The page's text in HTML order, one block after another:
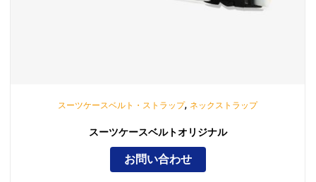
スーツケースベルト・ストラップ, ネックストラップ
スーツケースベルトオリジナル
お問い合わせ